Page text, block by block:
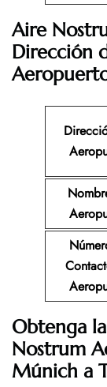
Aire
Dirección
Obtenga
Nostrum
Múnich a